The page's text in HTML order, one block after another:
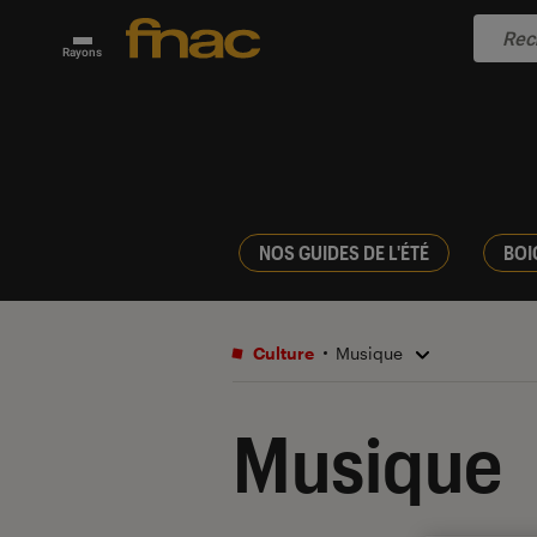
Rayons
NOS GUIDES DE L'ÉTÉ
Culture Musique
Musique